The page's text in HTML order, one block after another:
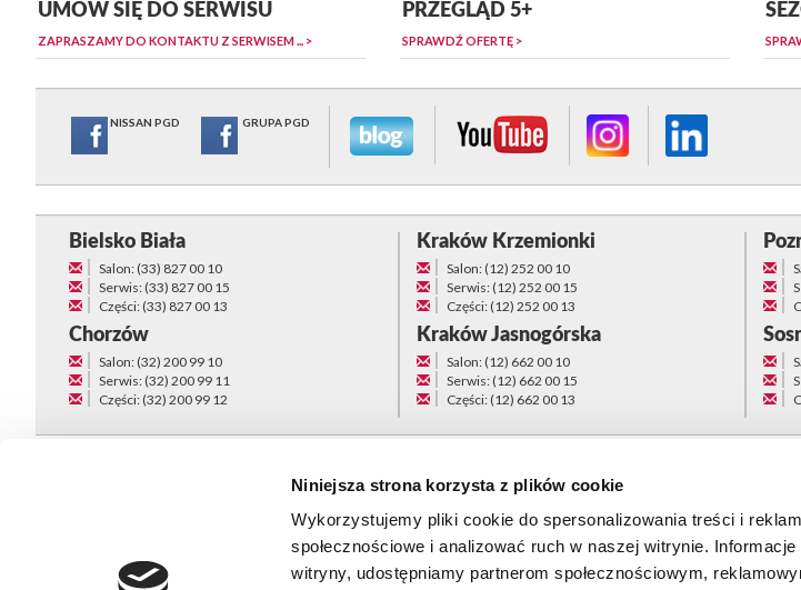
Niniejsza strona korzysta z plików cookie
Wykorzystujemy pliki cookie do spersonalizowania treści i
społecznościowe i analizować ruch w naszej witrynie.
witryny, udostępniamy partnerom społecznościowym,
UMÓW SIĘ DO SERWISU
ZAPRASZAMY DO KONTAKTU Z SERWISEM ... >
PRZEGLĄD 5+
SPRAWDŹ OFERTĘ >
NISSAN PGD GRUPA PGD
Bielsko Biała
Salon: (33) 827 00 10
Serwis: (33) 827 00 15
Części: (33) 827 00 13
Chorzów
Salon: (32) 200 99 10
Serwis: (32) 200 99 11
Części: (32) 200 99 12
Kraków Krzemionki
Salon: (12) 252 00 10
Serwis: (12) 252 00 15
Części: (12) 252 00 13
Kraków Jasnogórska
Salon: (12) 662 00 10
Serwis: (12) 662 00 15
Części: (12) 662 00 13